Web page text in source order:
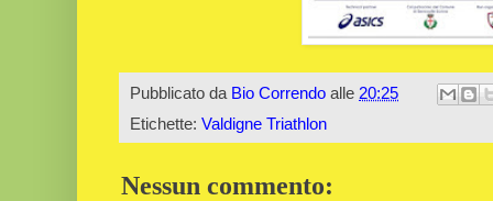
Pubblicato da Bio Correndo alle 20:25
Etichette: Valdigne Triathlon
Nessun commento: